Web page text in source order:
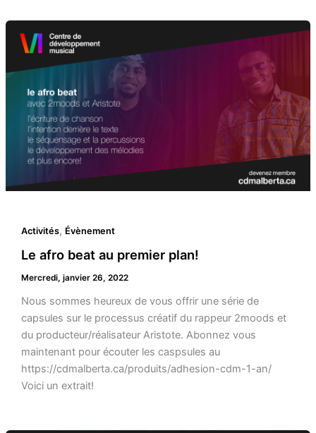
Activités, Évènement
Le afro beat au premier plan!
Mercredi, janvier 26, 2022
Nous sommes heureux de vous offrir une série de
capsules sur le processus créatif du rappeur 2moods et
du producteur/réalisateur Aristote. Abonnez vous
maintenant pour écouter les caspsules au
https://cdmalberta.ca/produits/adhesion-cdm-1-an/
Voici un extrait!